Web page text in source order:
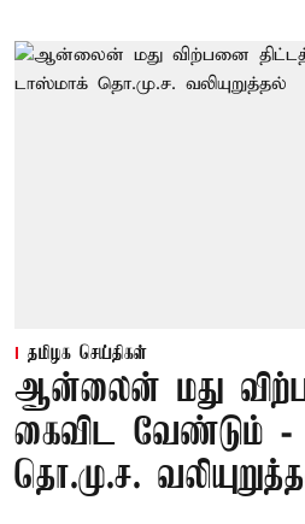
தமிழக செய்திகள்
ஆன்லைன் மது
கைவிட வேண்டும் -
தொ.மு.ச.